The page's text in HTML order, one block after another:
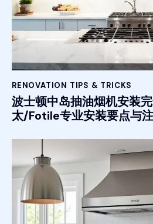
RENOVATION TIPS & TRICKS
波士顿中岛抽油烟机安装
太/Fotile专业安装要点与